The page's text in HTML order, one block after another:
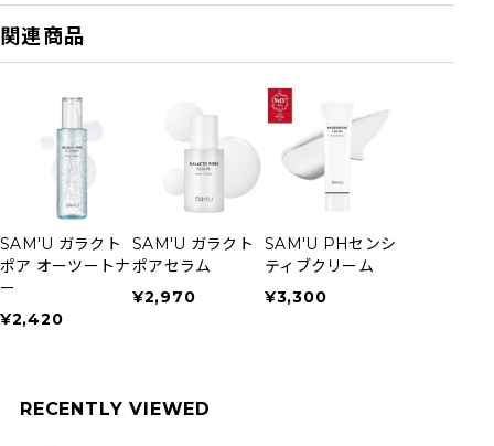
関連商品
SAM'U ガラクト
ポア オーツートナ
ー
¥2,420
SAM'U ガラクト
ポアセラム
¥2,970
SAM'U PHセンシ
ティブクリーム
¥3,300
RECENTLY VIEWED